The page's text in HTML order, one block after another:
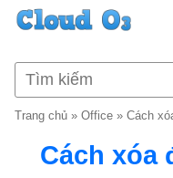
Trang chủ » Office » Cách
Cách xóa